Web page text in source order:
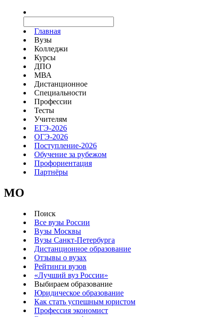
Главная
Вузы
Колледжи
Курсы
ДПО
МВА
Дистанционное
Специальности
Профессии
Тесты
Учителям
ЕГЭ-2026
ОГЭ-2026
Поступление-2026
Обучение за рубежом
Профориентация
Партнёры
MO
Поиск
Все вузы России
Вузы Москвы
Вузы Санкт-Петербурга
Дистанционное образование
Отзывы о вузах
Рейтинги вузов
«Лучший вуз России»
Выбираем образование
Юридическое образование
Как стать успешным юристом
Профессия экономист